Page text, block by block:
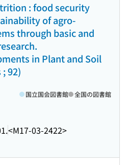
: food security
of agro-
through basic and
in Plant and Soil
92)
<M17-03-2422>
国立国会図書館 全国の図書館